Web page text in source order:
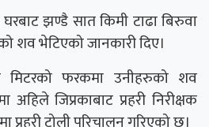
झण्डै सात किमी टाढा बिरुवा
शव भेटिएको जानकारी दिए।
मिटरको फरकमा उनीहरुको शव
जिप्रकाबाट प्रहरी निरीक्षक